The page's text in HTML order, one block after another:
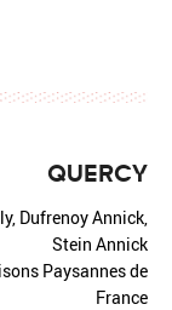
QUERCY
Dufrenoy Annick,
Stein Annick
Paysannes de
France